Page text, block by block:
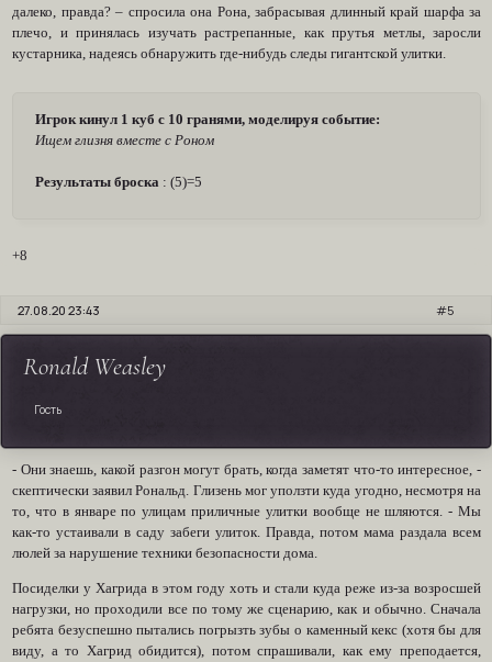
далеко, правда? – спросила она Рона, забрасывая длинный край шарфа за
плечо, и принялась изучать растрепанные, как прутья метлы, заросли
кустарника, надеясь обнаружить где-нибудь следы гигантской улитки.
Игрок кинул 1 куб с 10 гранями, моделируя событие:
Ищем глизня вместе с Роном
Результаты броска : (5)=5
+8
5
27.08.20 23:43
Ronald Weasley
Гость
- Они знаешь, какой разгон могут брать, когда заметят что-то интересное, -
скептически заявил Рональд. Глизень мог уползти куда угодно, несмотря на
то, что в январе по улицам приличные улитки вообще не шляются. - Мы
как-то устаивали в саду забеги улиток. Правда, потом мама раздала всем
люлей за нарушение техники безопасности дома.
Посиделки у Хагрида в этом году хоть и стали куда реже из-за возросшей
нагрузки, но проходили все по тому же сценарию, как и обычно. Сначала
ребята безуспешно пытались погрызть зубы о каменный кекс (хотя бы для
виду, а то Хагрид обидится), потом спрашивали, как ему преподается,